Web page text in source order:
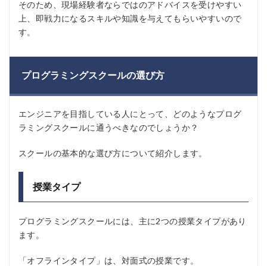
そのため、現場経験者ならではのアドバイスを受けやすい
上、即戦力になるスキルや知識を与えてもらいやすいので
す。
プログラミングスクールの選び方
エンジニアを目指している人にとって、どのようなプログ
ラミングスクールに通うべきなのでしょうか？
スクールの基本的な選び方について紹介します。
授業タイプ
プログラミングスクールには、主に2つの授業タイプがあり
ます。
「オフラインタイプ」は、対面式の授業です。